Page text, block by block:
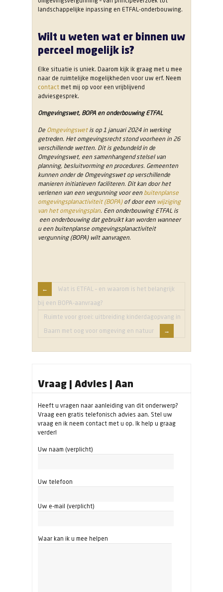
landschappelijke inpassing en ETFAL-onderbouwing.
Wilt u weten wat er binnen uw
perceel mogelijk is?
Elke situatie is uniek. Daarom kijk ik graag met u mee
naar de ruimtelijke mogelijkheden voor uw erf. Neem
contact met mij op voor een vrijblijvend
adviesgesprek.
Omgevingswet, BOPA en onderbouwing ETFAL
De Omgevingswet is op 1 januari 2024 in werking
getreden. Het omgevingsrecht stond voorheen in 26
verschillende wetten. Dit is gebundeld in de
Omgevingswet, een samenhangend stelsel van
planning, besluitvorming en procedures. Gemeenten
kunnen onder de Omgevingswet op verschillende
manieren initiatieven faciliteren. Dit kan door het
verlenen van een vergunning voor een buitenplanse
omgevingsplanactiviteit (BOPA)of door een wijziging
van het omgevingsplan. Een onderbouwing ETFAL is
een onderbouwing dat gebruikt kan worden wanneer
u een buitenplanse omgevingsplanactiviteit
vergunning (BOPA) wilt aanvragen.
Wat is ETFAL – en waarom is het belangrijk
bij een BOPA-aanvraag?
Ruimte voor groei: uitbreiding kinderdagopvang in
Baarn met oog voor omgeving en natuur
Vraag | Advies | Aan
Heeft u vragen naar aanleiding van dit onderwerp?
Vraag een gratis telefonisch advies aan. Stel uw
vraag en ik neem contact met u op. Ik help u graag
verder!
Uw naam (verplicht)
Uw telefoon
Uw e-mail (verplicht)
Waar kan ik u mee helpen